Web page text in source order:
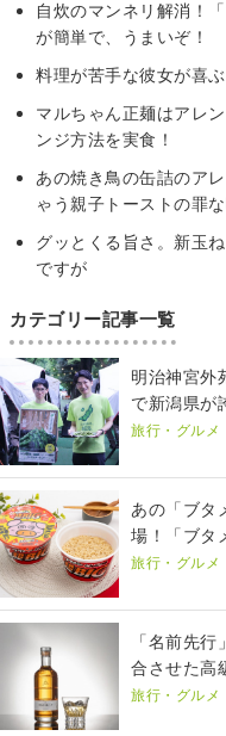
自炊のマンネリ解消！
が簡単で、うまいぞ！
料理が苦手な彼女が喜
マルちゃん正麺はアレ
ンジ方法を実食！
あの焼き鳥の缶詰のア
ゃう親子トーストの罪
グッとくる旨さ。新玉
ですが
カテゴリー記事一覧
明治神宮外
で新潟県が
旅行・グルメ
あの「ブタ
場！「ブタ
旅行・グルメ
「名前先
合させた高
旅行・グルメ